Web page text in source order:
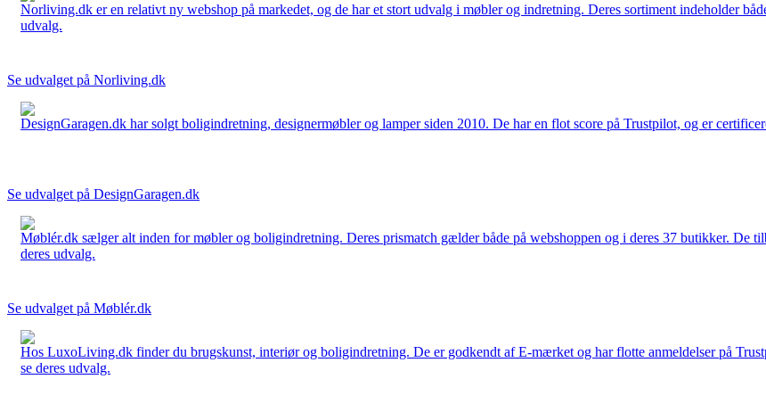
Norliving.dk er en relativt ny webshop på markedet, og de har et stort udvalg i møbler og indretning. Deres sortiment indeholder
udvalg.
Se udvalget på Norliving.dk
DesignGaragen.dk har solgt boligindretning, designermøbler og lamper siden 2010. De har en flot score på Trustpilot, og er
Se udvalget på DesignGaragen.dk
Møblér.dk sælger alt inden for møbler og boligindretning. Deres prismatch gælder både på webshoppen og i deres 37 butikker. De
deres udvalg.
Se udvalget på Møblér.dk
Hos LuxoLiving.dk finder du brugskunst, interiør og boligindretning. De er godkendt af E-mærket og har flotte anmeldelser på
se deres udvalg.